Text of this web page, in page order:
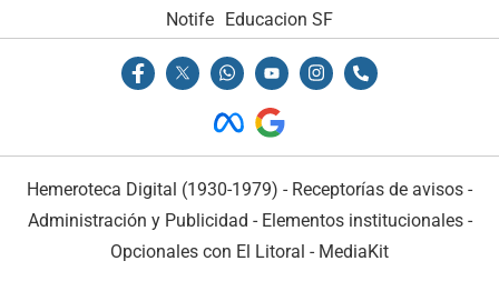
Notife Educacion SF
Hemeroteca Digital (1930-1979) - Receptorías de avisos -
Administración y Publicidad - Elementos institucionales-
Opcionales con El Litoral - MediaKit